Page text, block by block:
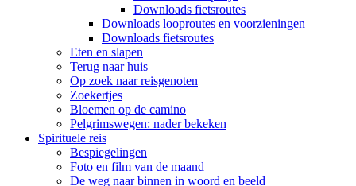
Downloads fietsroutes
Downloads looproutes en voorzieningen
Downloads fietsroutes
Eten en slapen
Terug naar huis
Op zoek naar reisgenoten
Zoekertjes
Bloemen op de camino
Pelgrimswegen: nader bekeken
Spirituele reis
Bespiegelingen
Foto en film van de maand
De weg naar binnen in woord en beeld